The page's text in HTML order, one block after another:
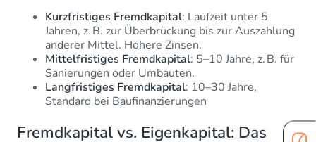
Kurzfristiges Fremdkapital: Laufzeit unter 5
Jahren, z. B. zur Überbrückung bis zur Auszahlung
anderer Mittel. Höhere Zinsen.
Mittelfristiges Fremdkapital: 5–10 Jahre, z. B. für
Sanierungen oder Umbauten.
Langfristiges Fremdkapital: 10–30 Jahre,
Standard bei Baufinanzierungen
Fremdkapital vs. Eigenkapital: Das